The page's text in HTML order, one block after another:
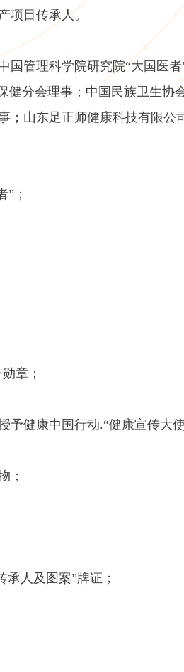
项目传承人。
管理科学院研究院“大国医
健分会理事；中国民族卫生协
山东足正师健康科技有限公
；
章；
健康中国行动.“健康宣传大使
；
人及图案”牌证；